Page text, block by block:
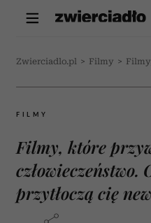
Zwierciadlo.pl > Filmy >
FILMY
Filmy, które
człowieczeństwo.
przytłoczą cię